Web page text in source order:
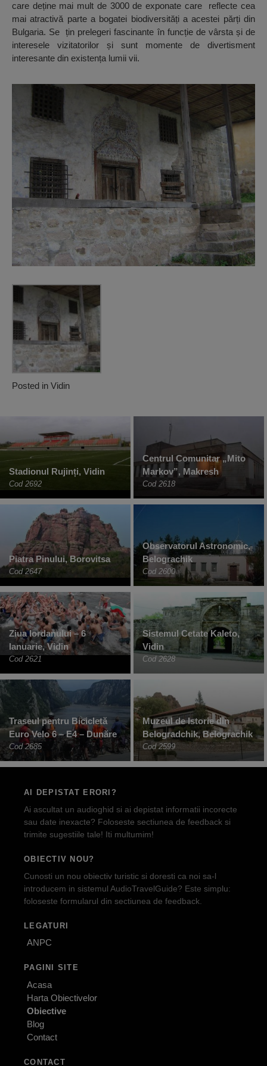
care deține mai mult de 3000 de exponate care reflecte cea
mai atractivă parte a bogatei biodiversități a acestei părți din
Bulgaria. Se țin prelegeri fascinante în funcție de vârsta și de
interesele vizitatorilor și sunt momente de divertisment
interesante din existența lumii vii.
Posted in Vidin
Stadionul Rujinți, Vidin
Cod 2692
Centrul Comunitar „Mito
Markov”, Makresh
Cod 2618
Piatra Pinului, Borovitsa
Cod 2647
Observatorul Astronomic,
Belograchik
Cod 2600
Ziua Iordanului – 6
Ianuarie, Vidin
Cod 2621
Sistemul Cetate Kaleto,
Vidin
Cod 2628
Traseul pentru Bicicletă
Euro Velo 6 – E4 – Dunăre
Cod 2685
Muzeul de Istorie din
Belogradchik, Belograchik
Cod 2599
AI DEPISTAT ERORI?
Ai ascultat un audioghid si ai depistat informatii incorecte
sau date inexacte? Foloseste sectiunea de feedback si
trimite sugestiile tale! Iti multumim!
OBIECTIV NOU?
Cunosti un nou obiectiv turistic si doresti ca noi sa-l
introducem in sistemul AudioTravelGuide? Este simplu:
foloseste formularul din sectiunea de feedback.
LEGATURI
ANPC
PAGINI SITE
Acasa
Harta Obiectivelor
Obiective
Blog
Contact
CONTACT